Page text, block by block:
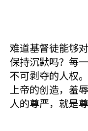
难道基督徒能够
保持沉默吗？每
不可剥夺的人权
上帝的创造，羞
人的尊严，就是